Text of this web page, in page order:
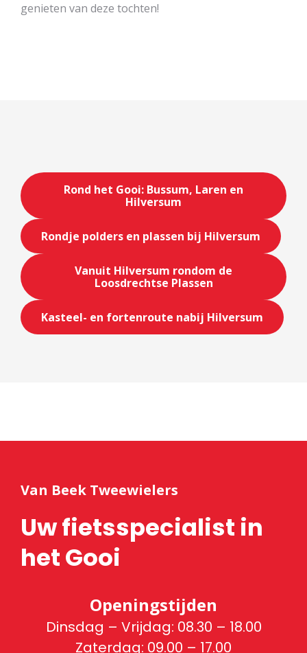
genieten van deze tochten!
Rond het Gooi: Bussum, Laren en
Hilversum
Rondje polders en plassen bij Hilversum
Vanuit Hilversum rondom de
Loosdrechtse Plassen
Kasteel- en fortenroute nabij Hilversum
Van Beek Tweewielers
Uw fietsspecialist in
het Gooi
Openingstijden
Dinsdag – Vrijdag: 08.30 – 18.00
Zaterdag: 09.00 – 17.00